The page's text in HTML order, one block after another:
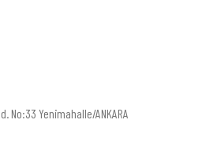
No:33 Yenimahalle/ANKARA